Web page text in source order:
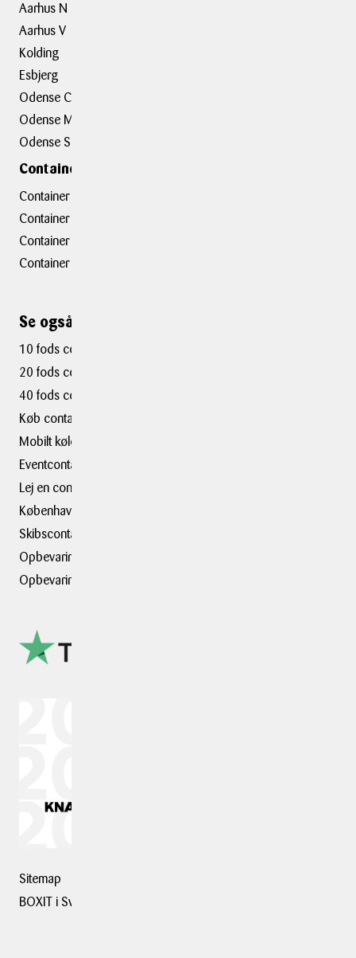
Aarhus N
Aarhus V
Kolding
Esbjerg
Odense C
Odense M
Odense S
Containerafdelinger
Container hovedkontor
Container Hasselager
Container Kolding
Container Taastrup
Se også ...
10 fods container
20 fods container
40 fods container
Køb container
Mobilt kølerum
Eventcontainer
Lej en container i
København
Skibscontainer
Opbevaring i København
Opbevaringsplads
Sitemap
BOXIT i Sverige